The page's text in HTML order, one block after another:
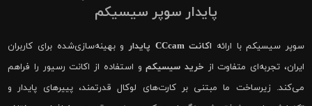
پایدار سوپر سیسیکم
سوپر سیسیکم با ارائه اکانت CCcam پایدار
و بهینه‌سازی‌شده برای کاربران
ایران، تجربه‌ای متفاوت از خرید سیسیکمو استفاده از اکانت رسیور را فراهم
می‌کند. زیرساخت ما مبتنی بر کارت‌های لوکال قدرتمند، پییرهای پایدار و